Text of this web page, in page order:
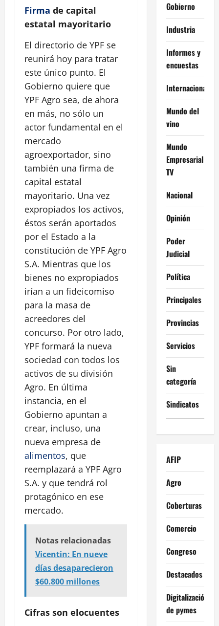
Firma de capital
estatal mayoritario
El directorio de YPF se
reunirá hoy para tratar
este único punto. El
Gobierno quiere que
YPF Agro sea, de ahora
en más, no sólo un
actor fundamental en el
mercado
agroexportador, sino
también una firma de
capital estatal
mayoritario. Una vez
expropiados los activos,
éstos serán aportados
por el Estado a la
constitución de YPF Agro
S.A. Mientras que los
bienes no expropiados
irían a un fideicomiso
para la masa de
acreedores del
concurso. Por otro lado,
YPF formará la nueva
sociedad con todos los
activos de su división
Agro. En última
instancia, en el
Gobierno apuntan a
crear, incluso, una
nueva empresa de
alimentos, que
reemplazará a YPF Agro
S.A. y que tendrá rol
protagónico en ese
mercado.
Notas relacionadas
Vicentin: En nueve
días desaparecieron
$60.800 millones
Cifras son elocuentes
Gobierno
Industria
Informes y
encuestas
Internacional
Mundo del
vino
Mundo
Empresarial
TV
Nacional
Opinión
Poder
Judicial
Política
Principales
Provincias
Servicios
Sin
categoría
Sindicatos
AFIP
Agro
Coberturas
Comercio
Congreso
Destacados
Digitalización
de pymes